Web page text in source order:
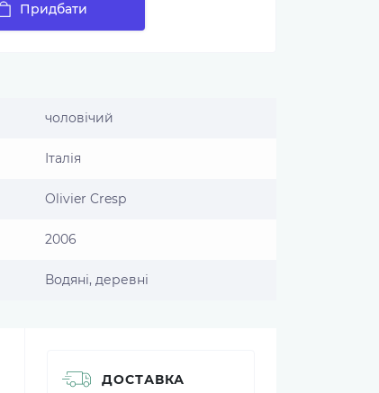
Придбати
чоловічий
Італія
Olivier Cresp
2006
Водяні, деревні
ДОСТАВКА